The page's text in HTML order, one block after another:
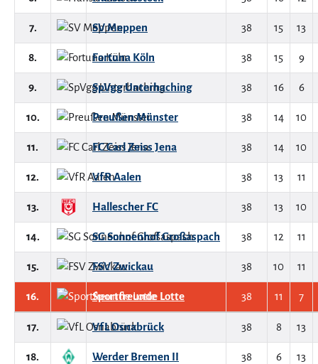
7. SV Meppen 38 15 13
8. Fortuna Köln 38 15 9
9. SpVgg Unterhaching 38 16 6
10. Preußen Münster 38 14 10
11. FC Carl Zeiss Jena 38 14 10
12. VfR Aalen 38 13 11
13. Hallescher FC 38 13 10
14. SG Sonnenhof Großaspach 38 12 11
15. FSV Zwickau 38 10 11
16. Sportfreunde Lotte 38 11 7
17. VfL Osnabrück 38 8 13
18. Werder Bremen II 38 6 13